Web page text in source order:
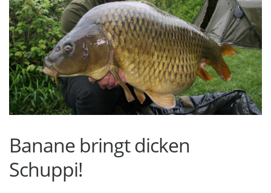
Banane bringt dicken
Schuppi!